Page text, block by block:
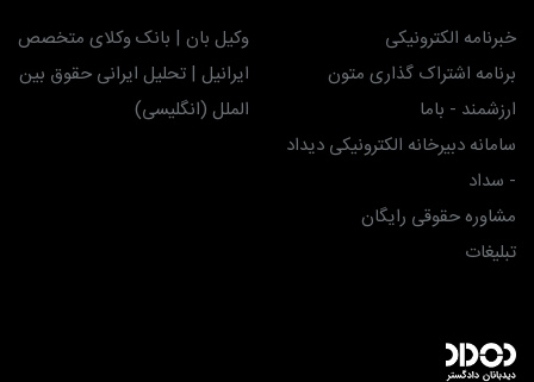
خبرنامه الکترونیکی
برنامه اشتراک گذاری متون
ارزشمند - باما
سامانه دبیرخانه الکترونیکی دیداد
- سداد
مشاوره حقوقی رایگان
تبلیغات
وکیل بان | بانک وکلای متخصص
ایرانیل | تحلیل ایرانی حقوق بین
الملل (انگلیسی)